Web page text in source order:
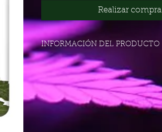
Realizar compra
INFORMACIÓN DEL PRODUCTO
XL
7 Semanas
Sativa
Interior
Muy alto